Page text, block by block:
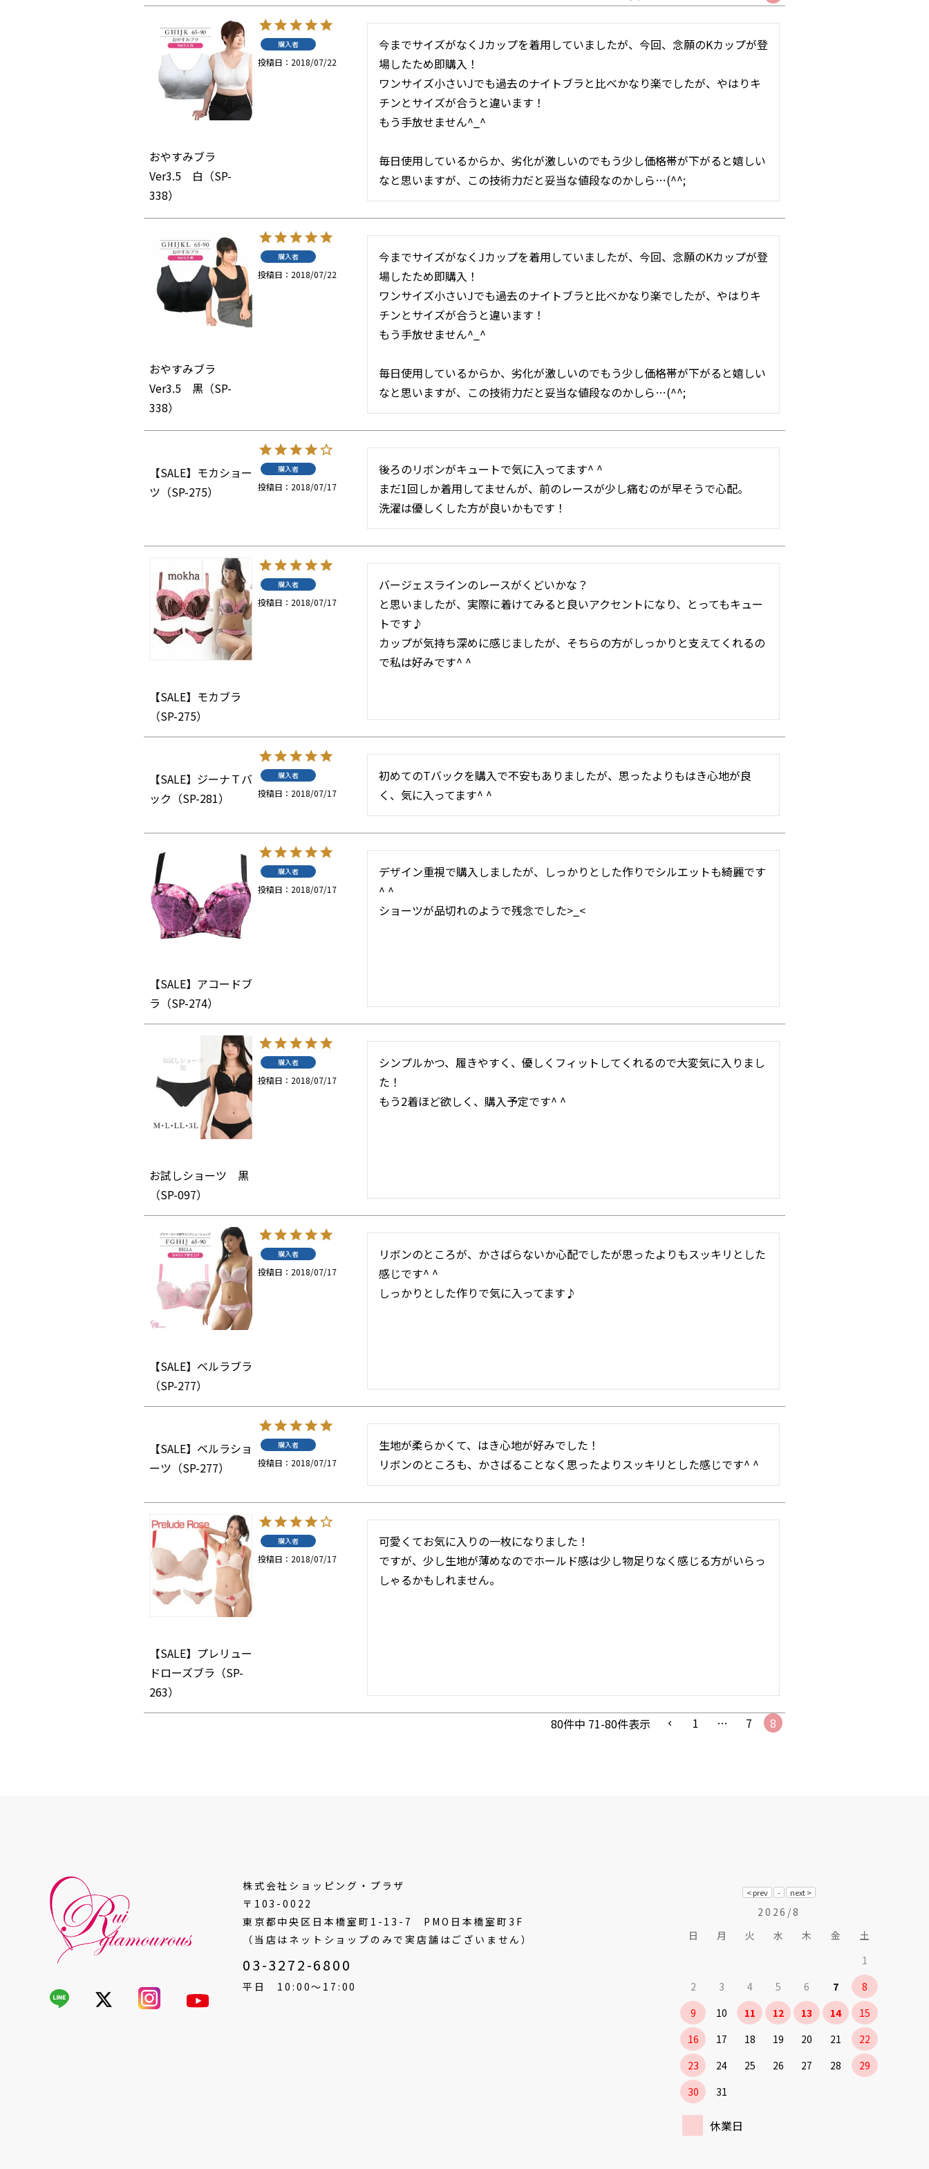
おやすみブラ
Ver3.5 白（SP-
338）
購入者
投稿日 2018/07/22
今までサイズがなくJカップを着用していましたが、今回、念願のKカップが登
場したため即購入！
ワンサイズ小さいJでも過去のナイトブラと比べかなり楽でしたが、やはりキ
チンとサイズが合うと違います！
もう手放せません^_^
毎日使用しているからか、劣化が激しいのでもう少し価格帯が下がると嬉しい
なと思いますが、この技術力だと妥当な値段なのかしら…(^^;
おやすみブラ
Ver3.5 黒（SP-
338）
購入者
投稿日 2018/07/22
今までサイズがなくJカップを着用していましたが、今回、念願のKカップが登
場したため即購入！
ワンサイズ小さいJでも過去のナイトブラと比べかなり楽でしたが、やはりキ
チンとサイズが合うと違います！
もう手放せません^_^
毎日使用しているからか、劣化が激しいのでもう少し価格帯が下がると嬉しい
なと思いますが、この技術力だと妥当な値段なのかしら…(^^;
【SALE】モカショー
ツ（SP-275）
購入者
投稿日 2018/07/17
後ろのリボンがキュートで気に入ってます^ ^
まだ1回しか着用してませんが、前のレースが少し痛むのが早そうで心配。
洗濯は優しくした方が良いかもです！
【SALE】モカブラ
（SP-275）
購入者
投稿日 2018/07/17
バージェスラインのレースがくどいかな？
と思いましたが、実際に着けてみると良いアクセントになり、とってもキュー
トです♪
カップが気持ち深めに感じましたが、そちらの方がしっかりと支えてくれるの
で私は好みです^ ^
【SALE】ジーナＴバ
ック（SP-281）
購入者
投稿日 2018/07/17
初めてのTバックを購入で不安もありましたが、思ったよりもはき心地が良
く、気に入ってます^ ^
【SALE】アコードブ
ラ（SP-274）
購入者
投稿日 2018/07/17
デザイン重視で購入しましたが、しっかりとした作りでシルエットも綺麗です
^ ^
ショーツが品切れのようで残念でした>_<
お試しショーツ 黒
（SP-097）
購入者
投稿日 2018/07/17
シンプルかつ、履きやすく、優しくフィットしてくれるので大変気に入りまし
た！
もう2着ほど欲しく、購入予定です^ ^
【SALE】ベルラブラ
（SP-277）
購入者
投稿日 2018/07/17
リボンのところが、かさばらないか心配でしたが思ったよりもスッキリとした
感じです^ ^
しっかりとした作りで気に入ってます♪
【SALE】ベルラショ
ーツ（SP-277）
購入者
投稿日 2018/07/17
生地が柔らかくて、はき心地が好みでした！
リボンのところも、かさばることなく思ったよりスッキリとした感じです^ ^
【SALE】プレリュー
ドローズブラ（SP-
263）
購入者
投稿日 2018/07/17
可愛くてお気に入りの一枚になりました！
ですが、少し生地が薄めなのでホールド感は少し物足りなく感じる方がいらっ
しゃるかもしれません。
80件中 71-80件表示 1 … 7 8
2026/8
日
月 火 水 木 金
土
1
2
3 4 5 6 7
8
9
10 11 12 13 14
15
16
17 18 19 20 21
22
23
24 25 26 27 28
29
30
31
休業日
株式会社ショッピング・プラザ
〒103-0022
東京都中央区日本橋室町1-13-7 PMO日本橋室町3F
（当店はネットショップのみで実店舗はございません）
03-3272-6800
平日 10:00〜17:00